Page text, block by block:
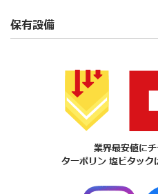
保有設備
業界最安値にチ
ターポリン 塩ビタック